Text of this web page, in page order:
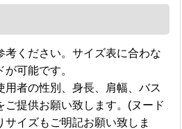
ください。サイズ表に合わな
可能です。
者の性別、身長、肩幅、バス
ご提供お願い致します。(ヌード
イズもご明記お願い致しま